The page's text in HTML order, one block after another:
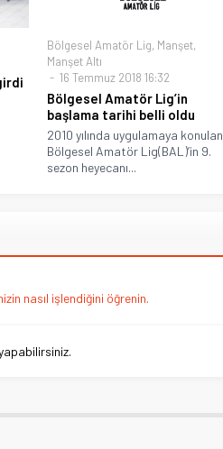
Bölgesel Amatör Lig, Manşet,
Manşet Altı
16 Temmuz 2018 16:32
Bölgesel Amatör Lig’in
başlama tarihi belli oldu
2010 yılında uygulamaya konulan
Bölgesel Amatör Lig(BAL)’in 9.
sezon heyecanı...
nasıl işlendiğini öğrenin.